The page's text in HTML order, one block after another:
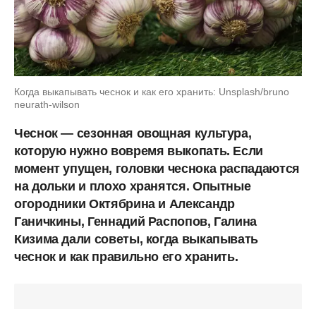
Когда выкапывать чеснок и как его хранить: Unsplash/bruno
neurath-wilson
Чеснок — сезонная овощная культура,
которую нужно вовремя выкопать. Если
момент упущен, головки чеснока распадаются
на дольки и плохо хранятся. Опытные
огородники Октябрина и Александр
Ганичкины, Геннадий Распопов, Галина
Кизима дали советы, когда выкапывать
чеснок и как правильно его хранить.